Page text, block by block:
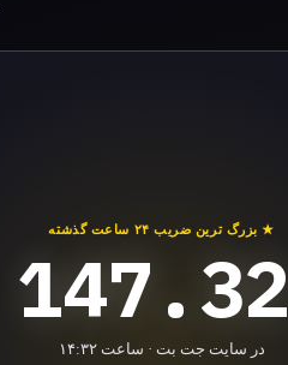
★ بزرگ ترین ضریب ۲۴ ساعت گذشته
147.32
در سایت جت بت · ساعت ۱۴:۳۲